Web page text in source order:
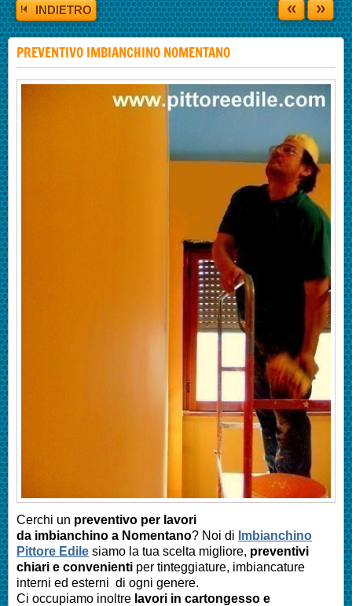
INDIETRO « »
PREVENTIVO IMBIANCHINO NOMENTANO
Cerchi un preventivo per lavori
da imbianchino a Nomentano? Noi di Imbianchino
Pittore Edile siamo la tua scelta migliore, preventivi
chiari e convenienti per tinteggiature, imbiancature
interni ed esterni di ogni genere.
Ci occupiamo inoltre lavori in cartongesso e